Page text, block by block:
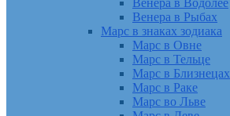
Венера в Водолее
Венера в Рыбах
Марс в знаках зодиака
Марс в Овне
Марс в Тельце
Марс в Близнецах
Марс в Раке
Марс во Льве